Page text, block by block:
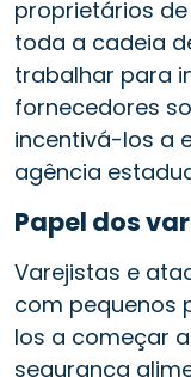
proprietários
toda a cadeia
trabalhar para
fornecedores
incentivá-los a
agência
Papel dos
Varejistas e
com pequenos
los a começar
segurança